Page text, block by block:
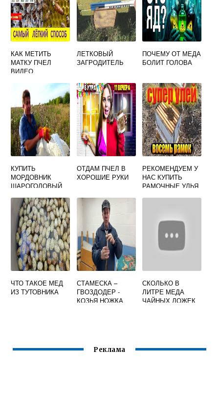
КАК МЕТИТЬ
МАТКУ ПЧЕЛ
ВИДЕО
ЛЕТКОВЫЙ
ЗАГРОДИТЕЛЬ
ПОЧЕМУ ОТ МЕДА
БОЛИТ ГОЛОВА
КУПИТЬ
МОРДОВНИК
ШАРОГОЛОВЫЙ
ОТДАМ ПЧЕЛ В
ХОРОШИЕ РУКИ
РЕКОМЕНДУЕМ У
НАС КУПИТЬ
РАМОЧНЫЕ УЛЬЯ
ЧТО ТАКОЕ МЕД
ИЗ ТУТОВНИКА
СТАМЕСКА –
ГВОЗДОДЕР -
КОЗЬЯ НОЖКА
СКОЛЬКО В
ЛИТРЕ МЕДА
ЧАЙНЫХ ЛОЖЕК
Реклама